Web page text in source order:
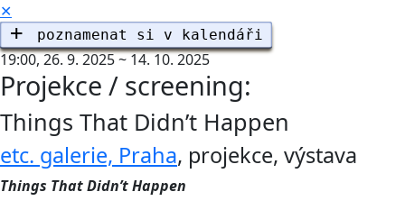
✕
19:00,26. 9. 2025 ~ 14. 10. 2025
Projekce / screening:
Things That Didn’t Happen
etc. galerie, Praha, projekce, výstava
Things That Didn’t Happen